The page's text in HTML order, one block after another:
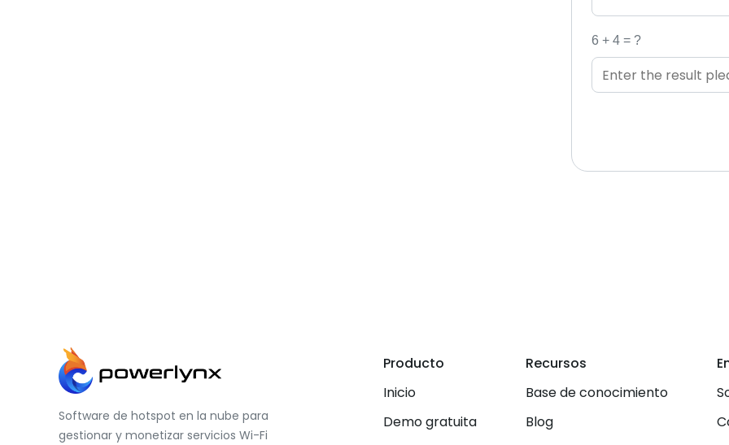
Software de hotspot en la nube para
gestionar y monetizar servicios Wi-Fi
Producto
Inicio
Demo gratuita
Recursos
Base de conocimiento
Blog